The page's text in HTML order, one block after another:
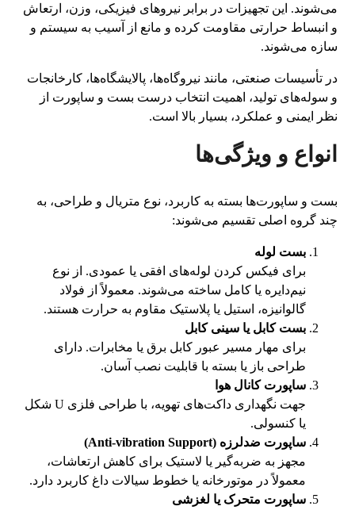
می‌شوند. این تجهیزات در برابر نیروهای فیزیکی، وزن، ارتعاش
و انبساط حرارتی مقاومت کرده و مانع از آسیب به سیستم و
سازه می‌شوند.
در تأسیسات صنعتی، مانند نیروگاه‌ها، پالایشگاه‌ها، کارخانجات
و سوله‌های تولید، اهمیت انتخاب درست بست و ساپورت از
نظر ایمنی و عملکرد، بسیار بالا است.
انواع و ویژگی‌ها
بست و ساپورت‌ها بسته به کاربرد، نوع متریال و طراحی، به
چند گروه اصلی تقسیم می‌شوند:
بست لوله
برای فیکس کردن لوله‌های افقی یا عمودی. از نوع
نیم‌دایره یا کامل ساخته می‌شوند. معمولاً از فولاد
گالوانیزه، استیل یا پلاستیک مقاوم به حرارت هستند.
بست کابل یا سینی کابل
برای مهار مسیر عبور کابل برق یا مخابرات. دارای
طراحی باز یا بسته با قابلیت نصب آسان.
ساپورت کانال هوا
جهت نگهداری داکت‌های تهویه، با طراحی فلزی U شکل
یا کنسولی.
ساپورت ضدلرزه (Anti-vibration Support)
مجهز به ضربه‌گیر یا لاستیک برای کاهش ارتعاشات،
معمولاً در موتورخانه یا خطوط سیالات داغ کاربرد دارد.
ساپورت متحرک یا لغزشی